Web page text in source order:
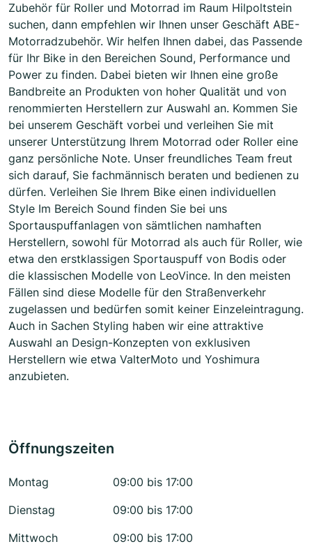
Zubehör für Roller und Motorrad im Raum Hilpoltstein
suchen, dann empfehlen wir Ihnen unser Geschäft ABE-
Motorradzubehör. Wir helfen Ihnen dabei, das Passende
für Ihr Bike in den Bereichen Sound, Performance und
Power zu finden. Dabei bieten wir Ihnen eine große
Bandbreite an Produkten von hoher Qualität und von
renommierten Herstellern zur Auswahl an. Kommen Sie
bei unserem Geschäft vorbei und verleihen Sie mit
unserer Unterstützung Ihrem Motorrad oder Roller eine
ganz persönliche Note. Unser freundliches Team freut
sich darauf, Sie fachmännisch beraten und bedienen zu
dürfen. Verleihen Sie Ihrem Bike einen individuellen
Style Im Bereich Sound finden Sie bei uns
Sportauspuffanlagen von sämtlichen namhaften
Herstellern, sowohl für Motorrad als auch für Roller, wie
etwa den erstklassigen Sportauspuff von Bodis oder
die klassischen Modelle von LeoVince. In den meisten
Fällen sind diese Modelle für den Straßenverkehr
zugelassen und bedürfen somit keiner Einzeleintragung.
Auch in Sachen Styling haben wir eine attraktive
Auswahl an Design-Konzepten von exklusiven
Herstellern wie etwa ValterMoto und Yoshimura
anzubieten.
Öffnungszeiten
Montag
09:00 bis 17:00
Dienstag
09:00 bis 17:00
Mittwoch
09:00 bis 17:00